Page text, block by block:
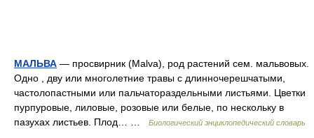
МАЛЬВА — просвирник (Malva), род растений сем. мальвовых.
Одно , дву или многолетние травы с длинночерешчатыми,
частолопастными или пальчатораздельными листьями. Цветки
пурпуровые, лиловые, розовые или белые, по нескольку в
пазухах листьев. Плод… …
Биологический энциклопедический словарь